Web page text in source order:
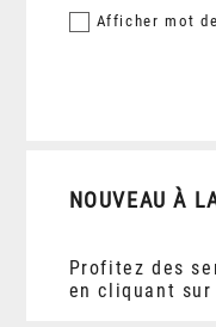
Afficher mot
NOUVEAU À
Profitez des
en cliquant sur